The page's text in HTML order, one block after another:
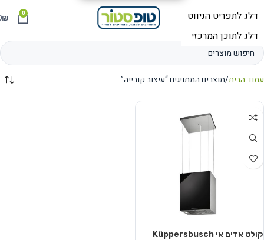
תפריט 0
₪
עמוד הבית מוצרים המתויגים “עיצוב קובייה”
קולט אדים אי Küppersbusch